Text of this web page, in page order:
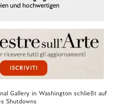
Gallery in Washington schließt auf
Shutdowns